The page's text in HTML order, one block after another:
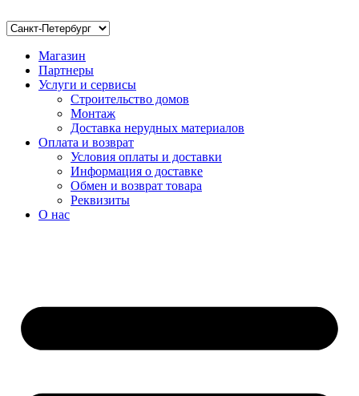
Магазин
Партнеры
Услуги и сервисы
Строительство домов
Монтаж
Доставка нерудных материалов
Оплата и возврат
Условия оплаты и доставки
Информация о доставке
Обмен и возврат товара
Реквизиты
О нас